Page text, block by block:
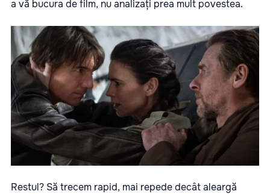
a vă bucura de film, nu analizați prea mult povestea.
Restul? Să trecem rapid, mai repede decât aleargă